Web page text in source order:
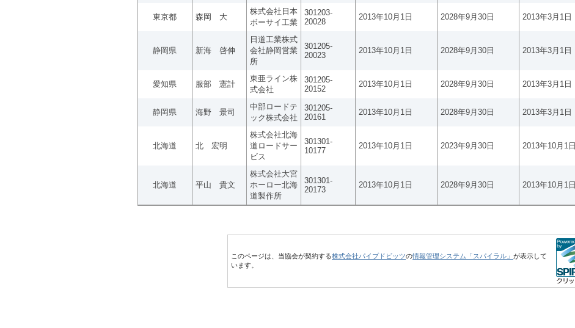
東京都 森岡 大
株式会社日本
ボーサイ工業
301203-
20028
2013年10月1日 2028年9月30日 2013年3月1日
静岡県 新海 啓伸
日道工業株式
会社静岡営業
所
301205-
20023
2013年10月1日 2028年9月30日 2013年3月1日
愛知県 服部 憲計
東亜ライン株
式会社
301205-
20152
2013年10月1日 2028年9月30日 2013年3月1日
静岡県 海野 景司
中部ロードテ
ック株式会社
301205-
20161
2013年10月1日 2028年9月30日 2013年3月1日
北海道 北 宏明
株式会社北海
道ロードサー
ビス
301301-
10177
2013年10月1日 2023年9月30日 2013年10月1日
北海道 平山 貴文
株式会社大宮
ホーロー北海
道製作所
301301-
20173
2013年10月1日 2028年9月30日 2013年10月1日
このページは、当協会が契約する株式会社パイプドビッツの情報管理システム「スパイラル」 が表示して
います。